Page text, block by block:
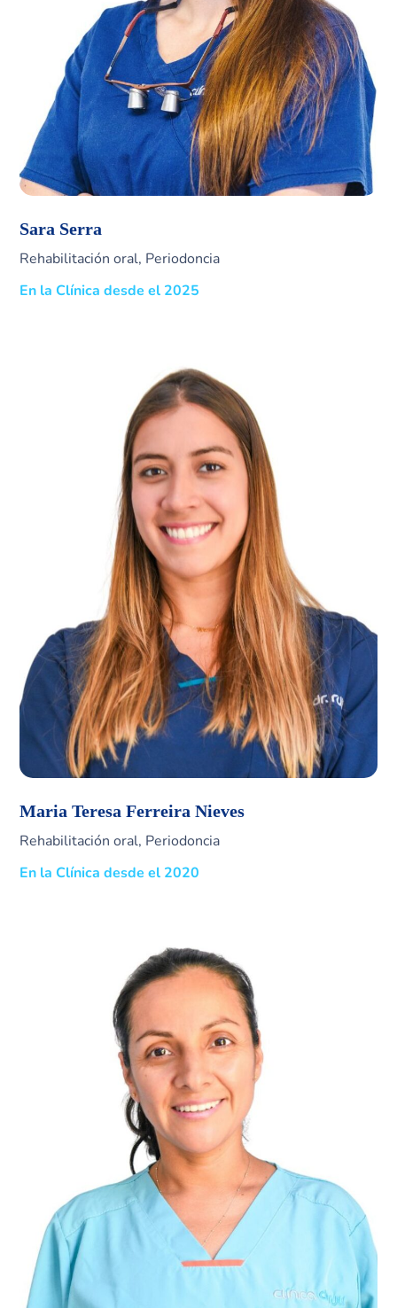
Sara Serra
Rehabilitación oral, Periodoncia
En la Clínica desde el 2025
Maria Teresa Ferreira Nieves
Rehabilitación oral, Periodoncia
En la Clínica desde el 2020